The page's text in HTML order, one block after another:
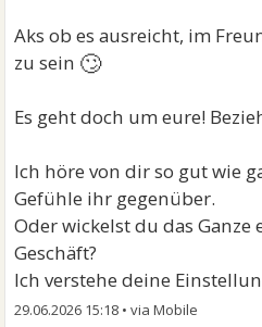
Aks ob es ausreicht, im
zu sein 🙄
Es geht doch um eure!
Ich höre von dir so gut wie
Gefühle ihr gegenüber.
Oder wickelst du das Ganze
Geschäft?
Ich verstehe deine
29.06.2026 15:18 •